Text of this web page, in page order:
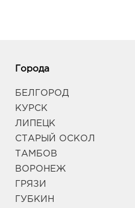
Города
БЕЛГОРОД
КУРСК
ЛИПЕЦК
СТАРЫЙ ОСКОЛ
ТАМБОВ
ВОРОНЕЖ
ГРЯЗИ
ГУБКИН